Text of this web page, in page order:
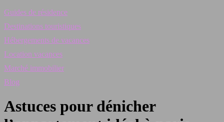
Guides de résidence
Destinations touristiques
Hébergements de vacances
Location vacances
Marché immobilier
Blog
Astuces pour dénicher